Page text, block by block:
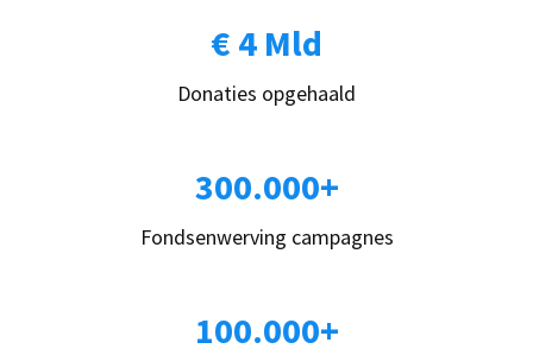
€ 4 Mld
Donaties opgehaald
300.000+
Fondsenwerving campagnes
100.000+